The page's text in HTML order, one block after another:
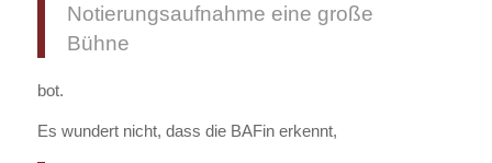
Notierungsaufnahme eine große
Bühne
bot.
Es wundert nicht, dass die BAFin erkennt,